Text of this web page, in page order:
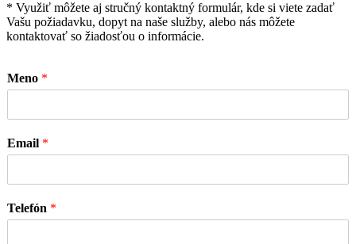
* Využiť môžete aj stručný kontaktný formulár, kde si viete zadať
Vašu požiadavku, dopyt na naše služby, alebo nás môžete
kontaktovať so žiadosťou o informácie.
Meno *
Email *
Telefón *